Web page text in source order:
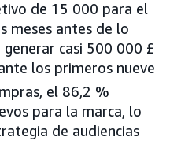
de 15 000 para el
meses antes de lo
casi 500 000 £
los primeros nueve
el 86,2 %
para la marca, lo
de audiencias